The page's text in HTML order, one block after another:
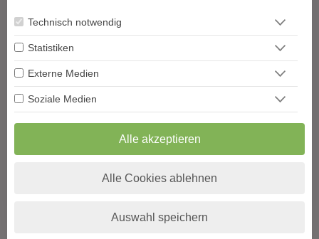
Hilfe
Inhalte dieser Webseite
Vervielfältigung jeglicher Art ist untersagt
Technisch notwendig
Statistiken
Externe Medien
Soziale Medien
Alle akzeptieren
Alle Cookies ablehnen
Auswahl speichern